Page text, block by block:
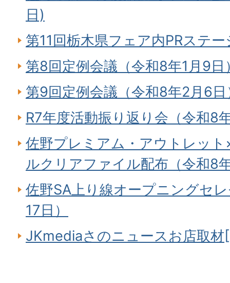
日)
第11回栃木県フェア内PRステ
第8回定例会議（令和8年1月9日
第9回定例会議（令和8年2月6日
R7年度活動振り返り会（令和8
佐野プレミアム・アウトレッ
ルクリアファイル配布（令和8
佐野SA上り線オープニングセ
17日）
JKmediaさのニュースお店取材